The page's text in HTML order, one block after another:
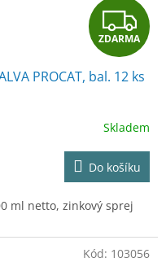
Z
D
A
R
M
A
ZDARMA
PROCAT, bal. 12 ks
Skladem
Do košíku
ml netto, zinkový sprej
Kód: 103056